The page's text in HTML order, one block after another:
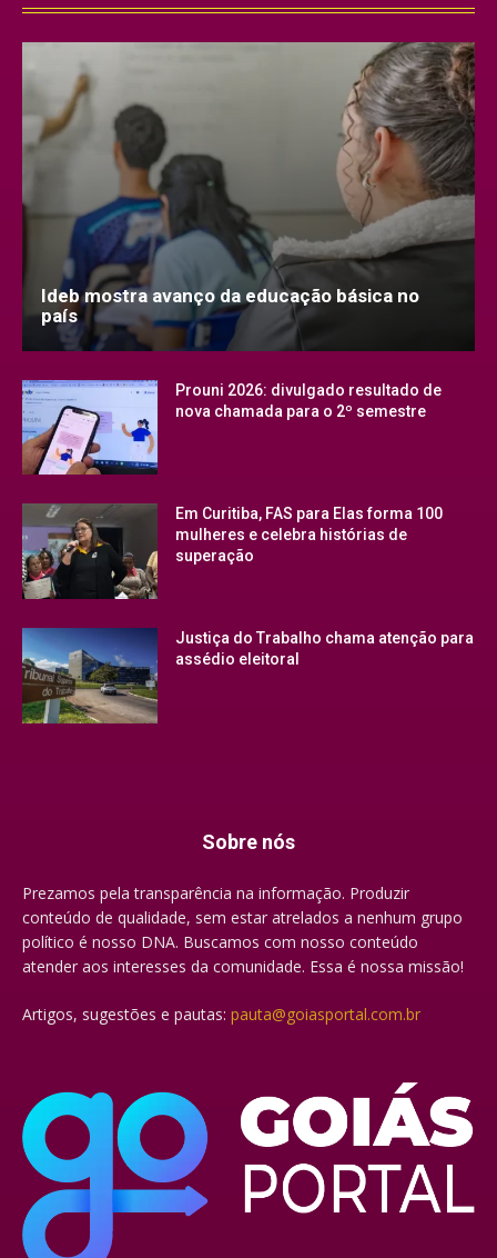
Ideb mostra avanço da educação básica no
país
Prouni 2026: divulgado resultado de
nova chamada para o 2º semestre
Em Curitiba, FAS para Elas forma 100
mulheres e celebra histórias de
superação
Justiça do Trabalho chama atenção para
assédio eleitoral
Sobre nós
Prezamos pela transparência na informação. Produzir
conteúdo de qualidade, sem estar atrelados a nenhum grupo
político é nosso DNA. Buscamos com nosso conteúdo
atender aos interesses da comunidade. Essa é nossa missão!
Artigos, sugestões e pautas: pauta@goiasportal.com.br